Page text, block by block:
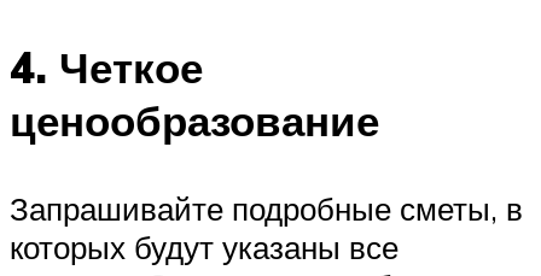
4. Четкое
ценообразование
Запрашивайте подробные сметы, в
которых будут указаны все